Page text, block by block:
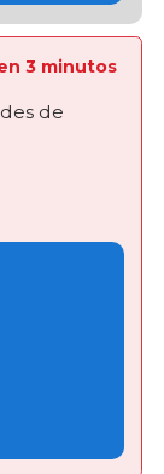
3 minutos
de